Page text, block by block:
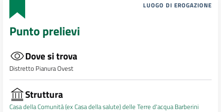
LUOGO DI EROGAZIONE
Punto prelievi
Dove si trova
Distretto Pianura Ovest
Struttura
Casa della Comunità (ex Casa della salute) delle Terre d'acqua Barberini